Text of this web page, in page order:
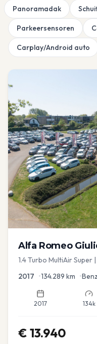
Panoramadak
Parkeersensoren
Carplay/Android auto
Alfa Romeo
1.4 Turbo MultiAir
2017 •134.289 km •
2017 134k
€ 13.940